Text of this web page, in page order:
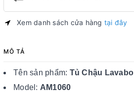
Xem danh sách cửa hàng tại đây
MÔ TẢ
Tên sản phẩm: Tủ Chậu Lavabo
Model: AM1060